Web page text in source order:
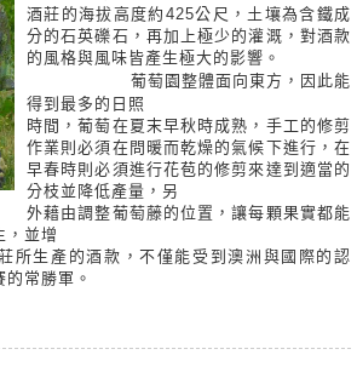
酒莊的海拔高度約425公尺，土壤為含鐵成
分的石英礫石，再加上極少的灌溉，對酒款
的風格與風味皆產生極大的影響。
葡萄園整體面向東方，因此能
得到最多的日照
時間，葡萄在夏末早秋時成熟，手工的修剪
作業則必須在問暖而乾燥的氣候下進行，在
早春時則必須進行花苞的修剪來達到適當的
分枝並降低產量，另
外藉由調整葡萄藤的位置，讓每顆果實都能
，並增
所生產的酒款，不僅能受到澳洲與國際的認
常勝軍。